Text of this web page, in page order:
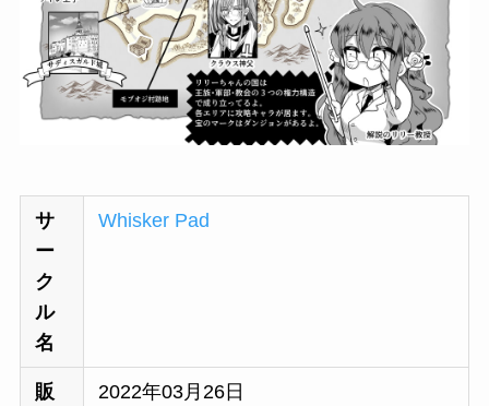
サ
ー
ク
ル
名
Whisker Pad
販
2022年03月26日